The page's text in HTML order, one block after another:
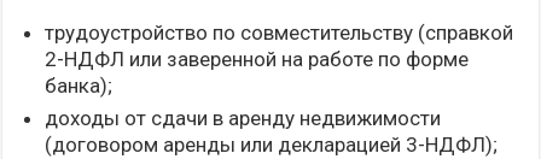
трудоустройство по совместительству (справкой
2-НДФЛ или заверенной на работе по форме
банка);
доходы от сдачи в аренду недвижимости
(договором аренды или декларацией 3-НДФЛ);